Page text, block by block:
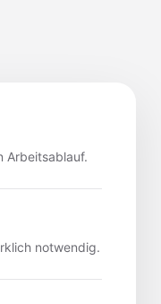
Arbeitsablauf.
notwendig.